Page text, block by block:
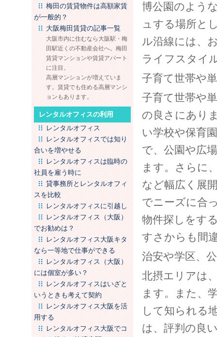
梅田の賃貸物件は高額家賃
が一般的？
大阪梅田賃貸の記事一覧
大阪市内に住むなら大阪駅・梅
田駅近くの不動産会社へ。梅田
賃貸マンションや賃貸アパート
に注目。
高層マンションが増えていま
す。賃貸でも住める高層マンシ
ョンもあります。
レンタルオフィスの利用
レンタルオフィス
レンタルオフィスでは知り
合いを増やせる
レンタルオフィスは臨時の
社員を雇う時に
貸事務所とレンタルオフィ
スを比較
レンタルオフィスに引越し
レンタルオフィス（大阪）
でお勧めは？
レンタルオフィス大阪キタ
なら一等地で仕事ができる
レンタルオフィス（大阪）
には個室が多い？
レンタルオフィスはいざと
いうときも考えて契約
レンタルオフィス大阪を活
用する
レンタルオフィス大阪でコ
博公園のよう
ュする場所と
ル沿線には、
ライフスタイ
子育て世帯や
子育て世帯や
の良さにあり
い学校や保育
で、公園や広
ます。さらに
など幅広く展
でニーズに合
物件探しをす
すさからも間
治安や学区、
北摂エリアは
ます。また、
して知られる
は、評判の良